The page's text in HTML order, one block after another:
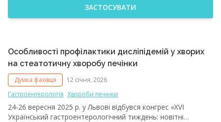
ЗАСТОСУВАТИ
Особливості профілактики дисліпідемій у хворих
на стеатотичну хворобу печінки
Думка фахівця
12 січня, 2026
Гастроентерологія Хвороби печінки
24-26 вересня 2025 р. у Львові відбувся конгрес «XVI
Український гастроентерологічний тиждень: новітні